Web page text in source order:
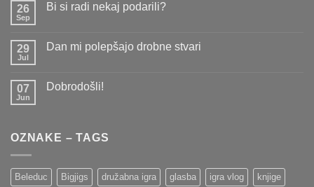
Naprstne
26
Sep
Bi si radi nekaj podarili?
Bi
podarili?
29
Jul
Dan mi polepšajo drobne stvari
Dan
07
Jun
Dobrodošli!
OZNAKE – TAGS
Beleduc Bigjigs družabna igra glasba igra vlog knjige